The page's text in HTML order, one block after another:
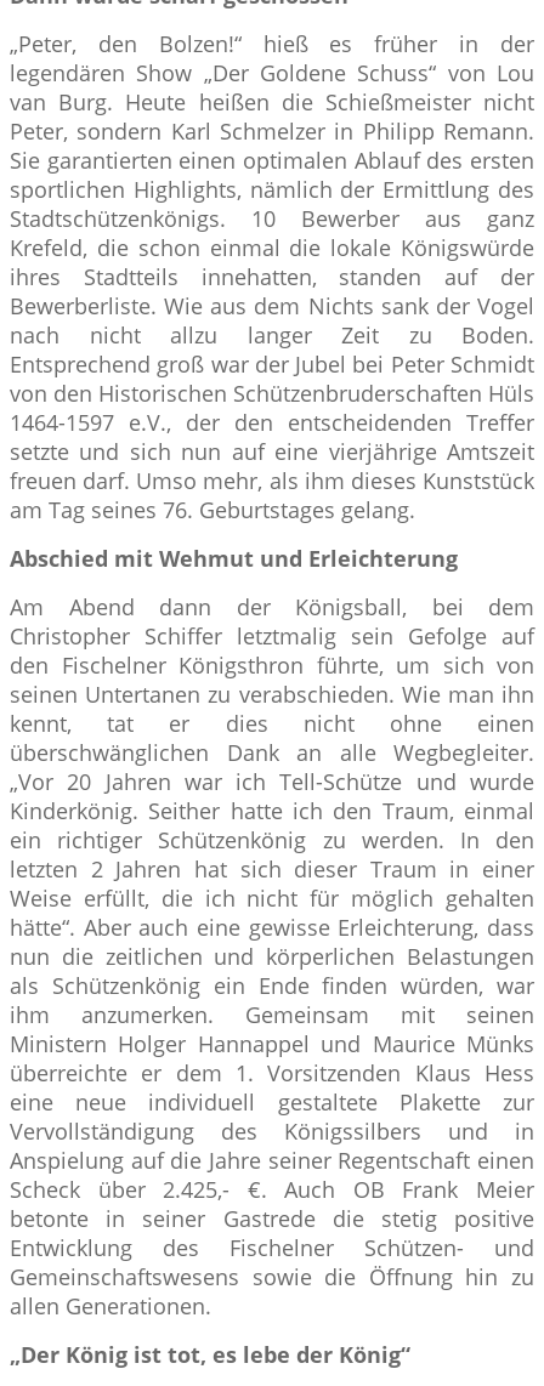
„Peter, den Bolzen!“ hieß es früher in der
legendären Show „Der Goldene Schuss“ von Lou
van Burg. Heute heißen die Schießmeister nicht
Peter, sondern Karl Schmelzer in Philipp Remann.
Sie garantierten einen optimalen Ablauf des ersten
sportlichen Highlights, nämlich der Ermittlung des
Stadtschützenkönigs. 10 Bewerber aus ganz
Krefeld, die schon einmal die lokale Königswürde
ihres Stadtteils innehatten, standen auf der
Bewerberliste. Wie aus dem Nichts sank der Vogel
nach nicht allzu langer Zeit zu Boden.
Entsprechend groß war der Jubel bei Peter Schmidt
von den Historischen Schützenbruderschaften Hüls
1464-1597 e.V., der den entscheidenden Treffer
setzte und sich nun auf eine vierjährige Amtszeit
freuen darf. Umso mehr, als ihm dieses Kunststück
am Tag seines 76. Geburtstages gelang.
Abschied mit Wehmut und Erleichterung
Am Abend dann der Königsball, bei dem
Christopher Schiffer letztmalig sein Gefolge auf
den Fischelner Königsthron führte, um sich von
seinen Untertanen zu verabschieden. Wie man ihn
kennt, tat er dies nicht ohne einen
überschwänglichen Dank an alle Wegbegleiter.
„Vor 20 Jahren war ich Tell-Schütze und wurde
Kinderkönig. Seither hatte ich den Traum, einmal
ein richtiger Schützenkönig zu werden. In den
letzten 2 Jahren hat sich dieser Traum in einer
Weise erfüllt, die ich nicht für möglich gehalten
hätte“. Aber auch eine gewisse Erleichterung, dass
nun die zeitlichen und körperlichen Belastungen
als Schützenkönig ein Ende finden würden, war
ihm anzumerken. Gemeinsam mit seinen
Ministern Holger Hannappel und Maurice Münks
überreichte er dem 1. Vorsitzenden Klaus Hess
eine neue individuell gestaltete Plakette zur
Vervollständigung des Königssilbers und in
Anspielung auf die Jahre seiner Regentschaft einen
Scheck über 2.425,- €. Auch OB Frank Meier
betonte in seiner Gastrede die stetig positive
Entwicklung des Fischelner Schützen- und
Gemeinschaftswesens sowie die Öffnung hin zu
allen Generationen.
„Der König ist tot, es lebe der König“